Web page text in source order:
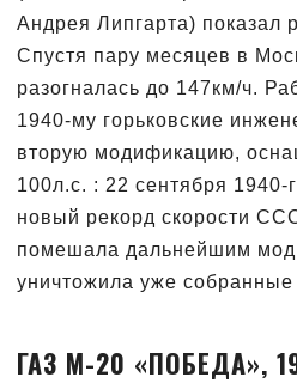
Андрея Липгарта) показал
Спустя пару месяцев в
разогналась до 147км/ч.
1940-му горьковские
вторую модификацию,
100л.с. : 22 сентября 1940-
новый рекорд скорости
помешала дальнейшим
уничтожила уже
ГАЗ М-20 «ПОБЕДА»,